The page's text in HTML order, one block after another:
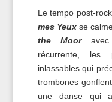
Le tempo post-
mes Yeuxse
the Mooravec
récurrente, les
inlassables qui
trombones
une danse qui